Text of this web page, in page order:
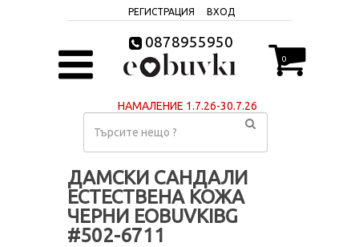
РЕГИСТРАЦИЯ ВХОД
0878955950
0
НАМАЛЕНИЕ 1.7.26-30.7.26
ДАМСКИ САНДАЛИ
ЕСТЕСТВЕНА КОЖА
ЧЕРНИ EOBUVKIBG
#502-6711